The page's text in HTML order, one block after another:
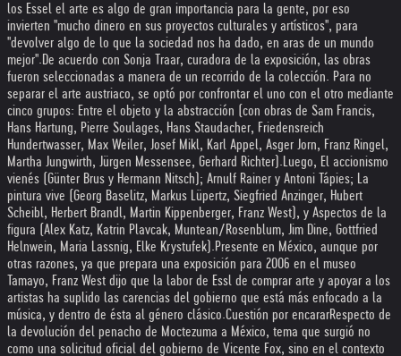
los Essel el arte es algo de gran importancia para la gente, por eso
invierten ''mucho dinero en sus proyectos culturales y artísticos'', para
''devolver algo de lo que la sociedad nos ha dado, en aras de un mundo
mejor''. De acuerdo con Sonja Traar, curadora de la exposición, las obras
fueron seleccionadas a manera de un recorrido de la colección. Para no
separar el arte austriaco, se optó por confrontar el uno con el otro mediante
cinco grupos: Entre el objeto y la abstracción (con obras de Sam Francis,
Hans Hartung, Pierre Soulages, Hans Staudacher, Friedensreich
Hundertwasser, Max Weiler, Josef Mikl, Karl Appel, Asger Jorn, Franz Ringel,
Martha Jungwirth, Jürgen Messensee, Gerhard Richter). Luego, El accionismo
vienés (Günter Brus y Hermann Nitsch); Arnulf Rainer y Antoni Tápies; La
pintura vive (Georg Baselitz, Markus Lüpertz, Siegfried Anzinger, Hubert
Scheibl, Herbert Brandl, Martin Kippenberger, Franz West), y Aspectos de la
figura (Alex Katz, Katrin Plavcak, Muntean/Rosenblum, Jim Dine, Gottfried
Helnwein, Maria Lassnig, Elke Krystufek).Presente en México, aunque por
otras razones, ya que prepara una exposición para 2006 en el museo
Tamayo, Franz West dijo que la labor de Essl de comprar arte y apoyar a los
artistas ha suplido las carencias del gobierno que está más enfocado a la
música, y dentro de ésta al género clásico.Cuestión por encararRespecto de
la devolución del penacho de Moctezuma a México, tema que surgió no
como una solicitud oficial del gobierno de Vicente Fox, sino en el contexto